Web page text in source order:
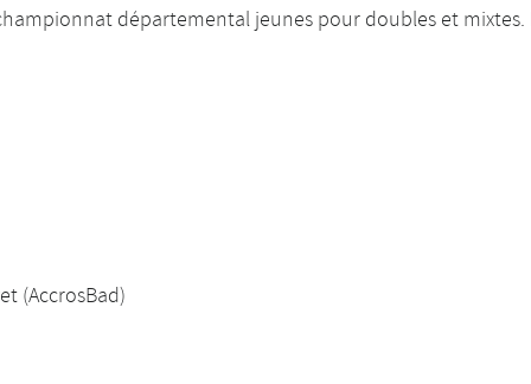
départemental jeunes pour doubles et mixtes.
(AccrosBad)